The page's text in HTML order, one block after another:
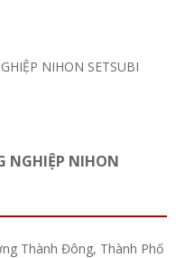
NGHIỆP NIHON
Thành Đông, Thành Phố